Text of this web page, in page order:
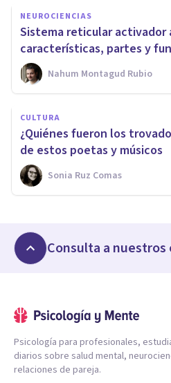
NEUROCIENCIAS
Sistema reticular activador
características, partes y
Nahum Montagud Rubio
CULTURA
¿Quiénes fueron los
de estos poetas y músicos
Sonia Ruz Comas
Consulta a
Psicología para profesionales,
diarios sobre salud mental,
relaciones de pareja.